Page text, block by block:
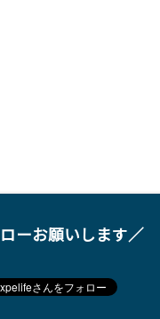
ーお願いします／